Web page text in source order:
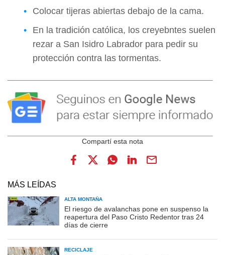
Colocar tijeras abiertas debajo de la cama.
En la tradición católica, los creyebntes suelen
rezar a San Isidro Labrador para pedir su
protección contra las tormentas.
MÁS LEÍDAS
ALTA MONTAÑA
El riesgo de avalanchas pone en suspenso la
reapertura del Paso Cristo Redentor tras 24
días de cierre
RECICLAJE